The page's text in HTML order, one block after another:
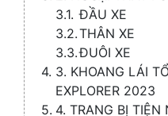
ĐẦU XE
THÂN XE
ĐUÔI XE
3. KHOANG LÁI
EXPLORER 2023
4. TRANG BỊ TIỆN